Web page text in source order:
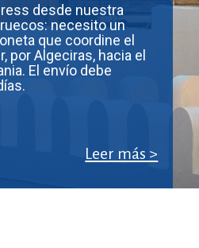
desde nuestra
necesito un
que coordine el
por Algeciras, hacia el
El envío debe
Leer más >